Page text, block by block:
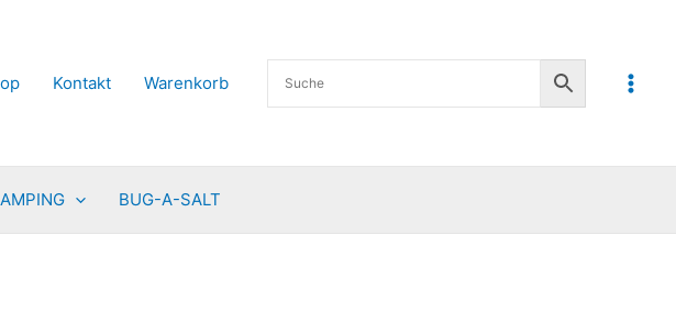
Kontakt Warenkorb
BUG-A-SALT